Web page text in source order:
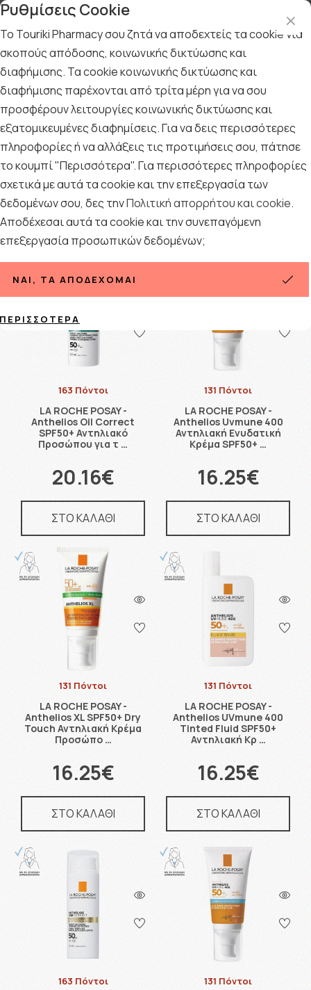
Αρχική / Εταιρίες / La Roche Posay /
La Roche Posay Anthelios
La Roche Posay Anthelios
Ταξινόμηση Προβολή
40ΠΡΟΪΌΝΤΑ
163 Πόντοι
LA ROCHE POSAY -
Anthelios Oil Correct
SPF50+ Αντηλιακό
Προσώπου για τ …
20.16€
ΣΤΟ ΚΑΛΑΘΙ
131 Πόντοι
LA ROCHE POSAY -
Anthelios Uvmune 400
Αντηλιακή Ενυδατική
Κρέμα SPF50+ …
16.25€
ΣΤΟ ΚΑΛΑΘΙ
131 Πόντοι
LA ROCHE POSAY -
Anthelios XL SPF50+ Dry
Touch Αντηλιακή Κρέμα
Προσώπο …
16.25€
ΣΤΟ ΚΑΛΑΘΙ
131 Πόντοι
LA ROCHE POSAY -
Anthelios UVmune 400
Tinted Fluid SPF50+
Αντηλιακή Κρ …
16.25€
ΣΤΟ ΚΑΛΑΘΙ
163 Πόντοι 131 Πόντοι
Ρυθμίσεις Cookie
Το Touriki Pharmacy σου ζητά να αποδεχτείς τα cookie για
σκοπούς απόδοσης, κοινωνικής δικτύωσης και
διαφήμισης. Τα cookie κοινωνικής δικτύωσης και
διαφήμισης παρέχονται από τρίτα μέρη για να σου
προσφέρουν λειτουργίες κοινωνικής δικτύωσης και
εξατομικευμένες διαφημίσεις. Για να δεις περισσότερες
πληροφορίες ή να αλλάξεις τις προτιμήσεις σου, πάτησε
το κουμπί "Περισσότερα". Για περισσότερες πληροφορίες
σχετικά με αυτά τα cookie και την επεξεργασία των
δεδομένων σου, δες τηνΠολιτική απορρήτου και cookie.
Αποδέχεσαι αυτά τα cookie και την συνεπαγόμενη
επεξεργασία προσωπικών δεδομένων;
ΝΑΙ, ΤΑ ΑΠΟΔΈΧΟΜΑΙ
ΠΕΡΙΣΣΌΤΕΡΑ